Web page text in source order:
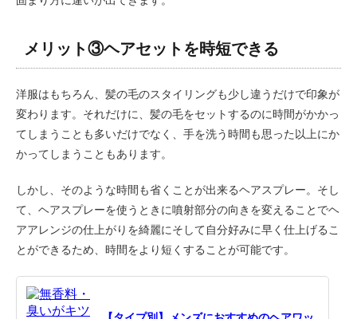
メリット③ヘアセットを時短できる
洋服はもちろん、髪の毛のスタイリングも少し違うだけで印象が
変わります。それだけに、髪の毛をセットするのに時間がかかっ
てしまうことも多いだけでなく、手を洗う時間も思った以上にか
かってしまうこともあります。
しかし、そのような時間も省くことが出来るヘアスプレー。そし
て、ヘアスプレーを使うときに噴射部分の向きを変えることでヘ
アアレンジの仕上がりを綺麗にそして自分好みに早く仕上げるこ
とができるため、時間をより短くすることが可能です。